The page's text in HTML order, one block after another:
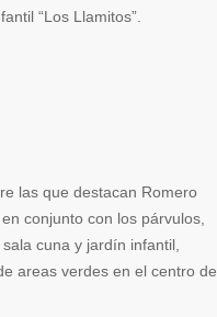
“Los Llamitos”.
las que destacan Romero
conjunto con los párvulos,
cuna y jardín infantil,
areas verdes en el centro de